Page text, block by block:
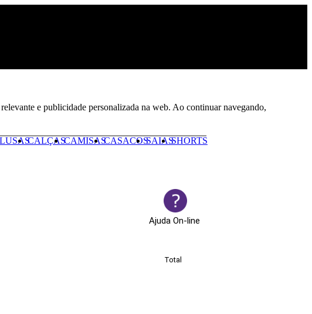
e publicidade personalizada na web. Ao continuar navegando,
CALÇASCAMISASCASACOSSAIASSHORTS
Ajuda On-line
Total